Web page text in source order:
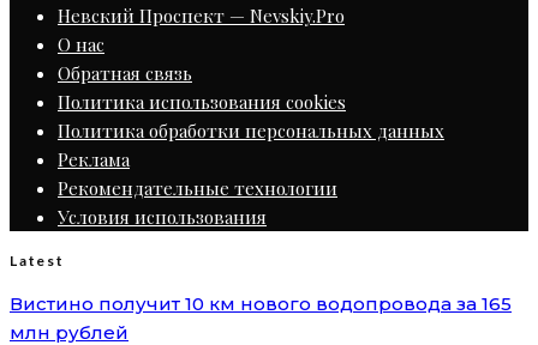
Невский Проспект — Nevskiy.Pro
О нас
Обратная связь
Политика использования cookies
Политика обработки персональных данных
Реклама
Рекомендательные технологии
Условия использования
Latest
Вистино получит 10 км нового водопровода за 165
млн рублей